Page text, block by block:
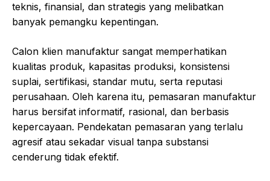
teknis, finansial, dan strategis yang melibatkan
banyak pemangku kepentingan.
Calon klien manufaktur sangat memperhatikan
kualitas produk, kapasitas produksi, konsistensi
suplai, sertifikasi, standar mutu, serta reputasi
perusahaan. Oleh karena itu, pemasaran manufaktur
harus bersifat informatif, rasional, dan berbasis
kepercayaan. Pendekatan pemasaran yang terlalu
agresif atau sekadar visual tanpa substansi
cenderung tidak efektif.